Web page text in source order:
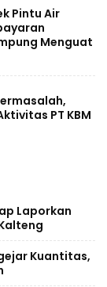
Pintu Air
Menguat
PT KBM
Laporkan
Kuantitas,